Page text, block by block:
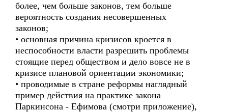
более, чем больше законов, тем больше
вероятность создания несовершенных
законов;
• основная причина кризисов кроется в
неспособности власти разрешить проблемы
стоящие перед обществом и дело вовсе не в
кризисе плановой ориентации экономики;
• проводимые в стране реформы наглядный
пример действия на практике закона
Паркинсона - Ефимова (смотри приложение),